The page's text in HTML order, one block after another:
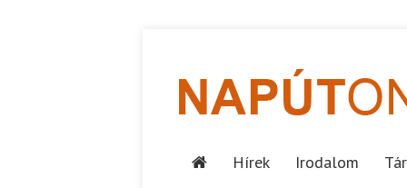
Hírek Irodalom